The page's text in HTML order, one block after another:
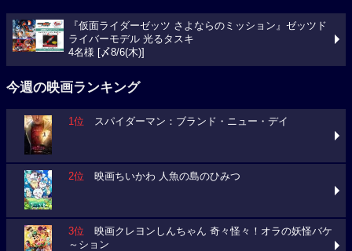
『仮面ライダーゼッツ さよならのミッション』ゼッツド
ライバーモデル 光るタスキ
4名様 [〆8/6(木)]
今週の映画ランキング
1位 スパイダーマン：ブランド・ニュー・デイ
2位 映画ちいかわ 人魚の島のひみつ
3位 映画クレヨンしんちゃん 奇々怪々！オラの妖怪バケ
～ション